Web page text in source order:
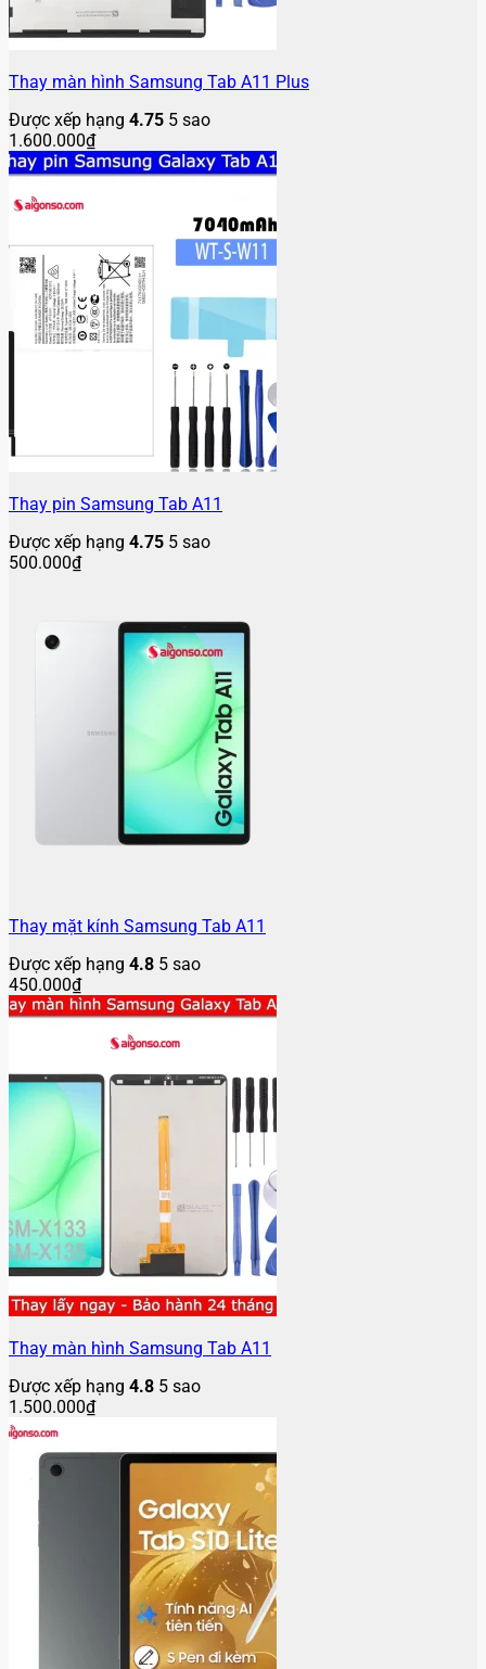
Thay màn hình Samsung Tab A11 Plus
Được xếp hạng 4.75 5 sao
1.600.000₫
Thay pin Samsung Tab A11
Được xếp hạng 4.75 5 sao
500.000₫
Thay mặt kính Samsung Tab A11
Được xếp hạng 4.8 5 sao
450.000₫
Thay màn hình Samsung Tab A11
Được xếp hạng 4.8 5 sao
1.500.000₫